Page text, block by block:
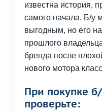
известна история,
самого начала. Б/у
выгодным, но его
прошлого
бренда после
нового мотора
При покупке
проверьте: